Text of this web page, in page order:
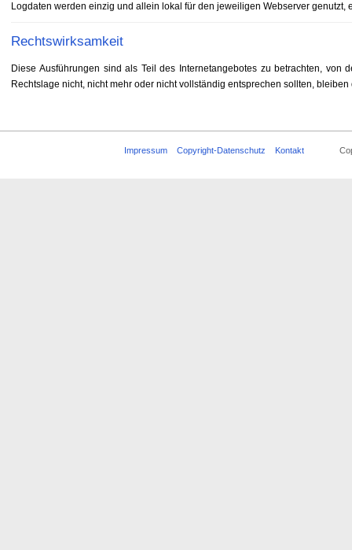
Logdaten werden einzig und allein lokal für den jeweiligen Webserver genutzt,
Rechtswirksamkeit
Diese Ausführungen sind als Teil des Internetangebotes zu betrachten,
Rechtslage nicht, nicht mehr oder nicht vollständig entsprechen sollten,
Impressum Copyright-Datenschutz Kontakt